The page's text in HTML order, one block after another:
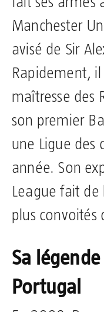
Manchester
avisé de Sir
Rapidement,
maîtresse des
son premier
une Ligue des
année. Son
League fait de
plus convoités
Sa
Portugal